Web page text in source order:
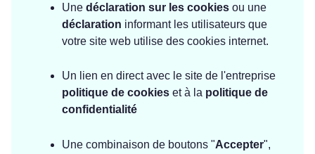
Une déclaration sur les cookies ou une
déclaration informant les utilisateurs que
votre site web utilise des cookies internet.
Un lien en direct avec le site de l'entreprise
politique de cookies et à la politique de
confidentialité
Une combinaison de boutons "Accepter",